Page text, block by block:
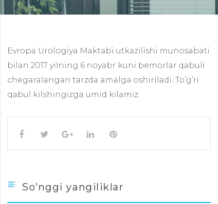
Evropa Urologiya Maktabi utkazilishi munosabati
bilan 2017 yilning 6 noyabr kuni bemorlar qabuli
chegaralangan tarzda amalga oshiriladi. To’g’ri
qabul kilshingizga umid kilamiz.
So’nggi yangiliklar